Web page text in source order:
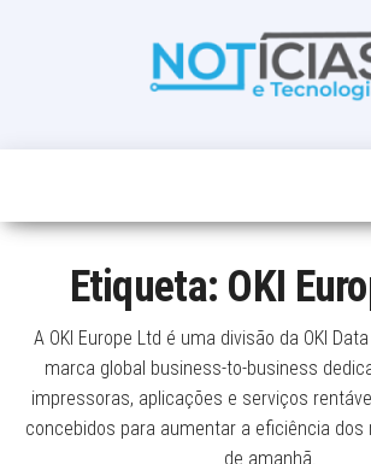
noticias de
num só lugar
Etiqueta: OKI
A OKI Europe Ltd é uma divisão da OKI
marca global business-to-business
impressoras, aplicações e serviços
concebidos para aumentar a eficiência dos
de amanhã.